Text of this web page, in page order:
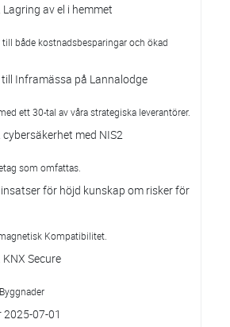
av el i hemmet
både kostnadsbesparingar och ökad
Inframässa på Lannalodge
ett 30-tal av våra strategiska leverantörer.
med NIS2
som omfattas.
för höjd kunskap om risker för
Kompatibilitet.
Secure
07-01